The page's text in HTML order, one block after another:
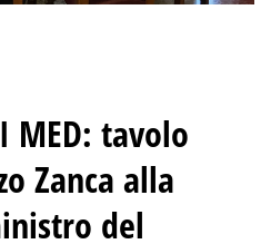
MED: tavolo
Zanca alla
del